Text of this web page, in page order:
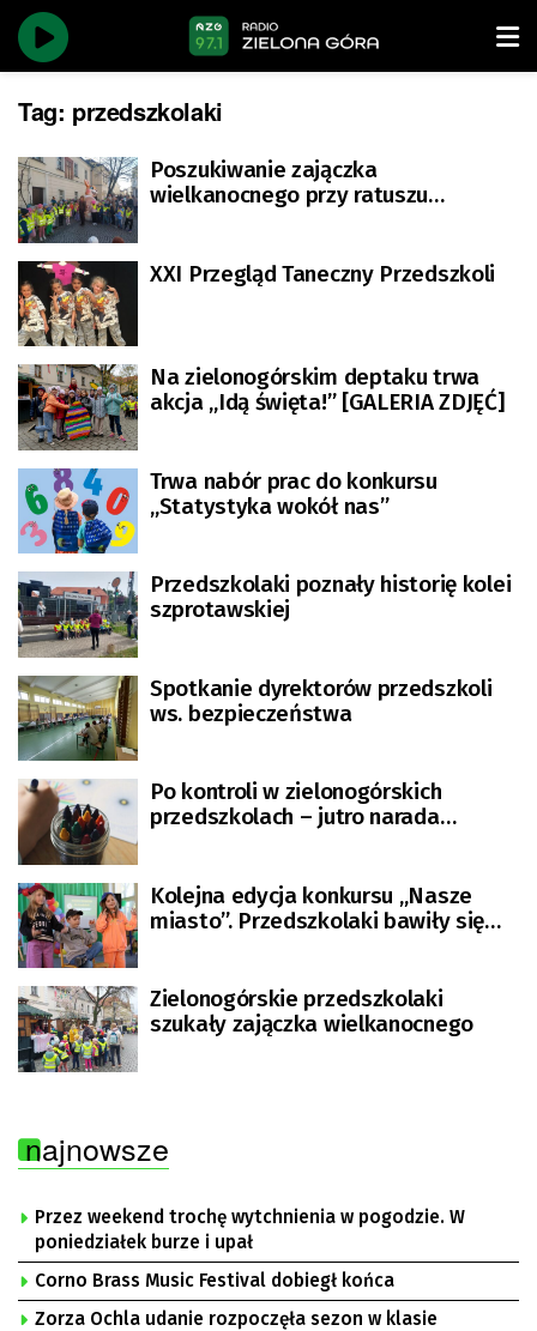
Tag: przedszkolaki
Poszukiwanie zajączka
wielkanocnego przy ratuszu
XXI Przegląd Taneczny Przedszkoli
Na zielonogórskim deptaku trwa
akcja „Idą święta!” [GALERIA ZDJĘĆ]
Trwa nabór prac do konkursu
„Statystyka wokół nas”
Przedszkolaki poznały historię kolei
szprotawskiej
Spotkanie dyrektorów przedszkoli
ws. bezpieczeństwa
Po kontroli w zielonogórskich
przedszkolach – jutro narada
Kolejna edycja konkursu „Nasze
miasto”. Przedszkolaki bawiły się
Zielonogórskie przedszkolaki
szukały zajączka wielkanocnego
najnowsze
Przez weekend trochę wytchnienia w pogodzie. W
poniedziałek burze i upał
Corno Brass Music Festival dobiegł końca
Zorza Ochla udanie rozpoczęła sezon w klasie